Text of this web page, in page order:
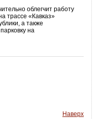
облегчит работу
трассе «Кавказ»
а также
на
Наверх